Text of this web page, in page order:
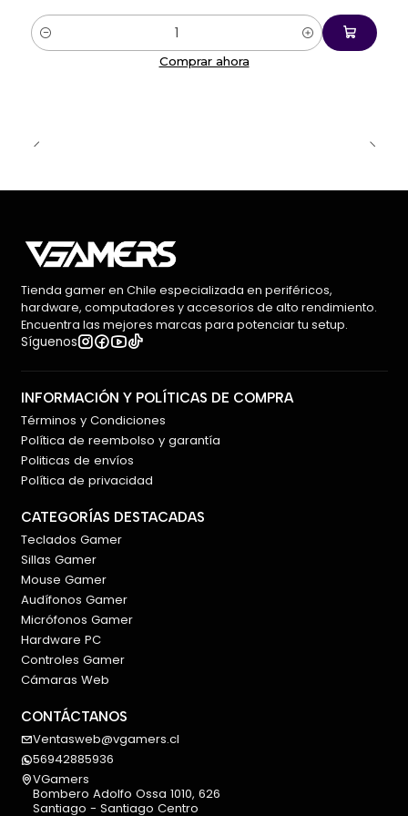
Especificaciones técnicas
Redragon
Distribución:Inglés (US)
Hot-Swap:Sí
Iluminación: RGB
Conectividad:
USB-C a USB-A
Cable:Desmontable
Color:Blanco/Gris
Compatibilidad:
Cantidad
Comprar ahora
Tienda gamer en Chile especializada en periféricos,
hardware, computadores y accesorios de alto rendimiento.
Encuentra las mejores marcas para potenciar tu setup.
Síguenos
INFORMACIÓN Y POLÍTICAS DE COMPRA
Términos y Condiciones
Política de reembolso y garantía
Politicas de envíos
Política de privacidad
CATEGORÍAS DESTACADAS
Teclados Gamer
Sillas Gamer
Mouse Gamer
Audífonos Gamer
Micrófonos Gamer
Hardware PC
Controles Gamer
Cámaras Web
CONTÁCTANOS
Ventasweb@vgamers.cl
56942885936
VGamers
Bombero Adolfo Ossa 1010, 626
Santiago - Santiago Centro